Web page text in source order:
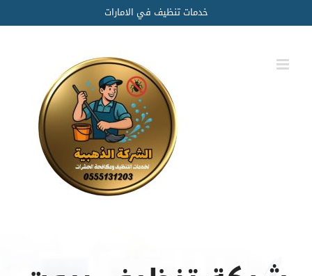
to
content
خدمات تنظيف في الامارات